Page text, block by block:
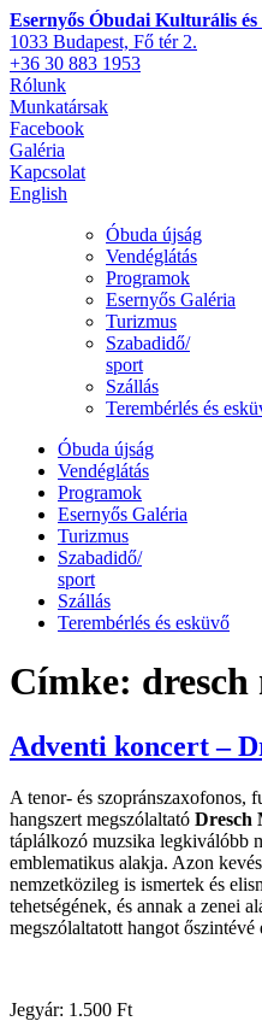
Esernyős Óbudai Kulturális
1033 Budapest, Fő tér 2.
+36 30 883 1953
Rólunk
Munkatársak
Facebook
Galéria
Kapcsolat
English
Óbuda újság
Vendéglátás
Programok
Esernyős Galéria
Turizmus
Szabadidő/
sport
Szállás
Terembérlés és
Óbuda újság
Vendéglátás
Programok
Esernyős Galéria
Turizmus
Szabadidő/
sport
Szállás
Terembérlés és esküvő
Címke:
Adventi koncert –
A tenor- és szopránszaxofonos,
hangszert megszólaltató Dresch
táplálkozó muzsika legkiválóbb
emblematikus alakja. Azon
nemzetközileg is ismertek és
tehetségének, és annak a zenei
megszólaltatott hangot
Jegyár: 1.500 Ft